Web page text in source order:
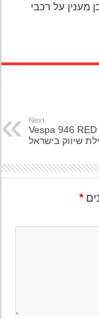
על רכבי
Next
Vespa 946
*